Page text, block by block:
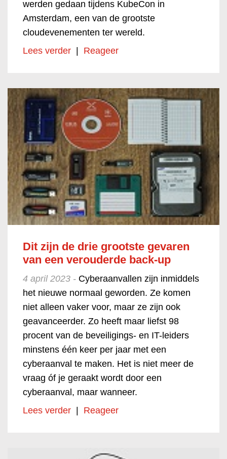
werden gedaan tijdens KubeCon in
Amsterdam, een van de grootste
cloudevenementen ter wereld.
Lees verder
Reageer
Dit zijn de drie grootste gevaren
van een verouderde back-up
4 april 2023 - Cyberaanvallen zijn inmiddels
het nieuwe normaal geworden. Ze komen
niet alleen vaker voor, maar ze zijn ook
geavanceerder. Zo heeft maar liefst 98
procent van de beveiligings- en IT-leiders
minstens één keer per jaar met een
cyberaanval te maken. Het is niet meer de
vraag óf je geraakt wordt door een
cyberaanval, maar wanneer.
Lees verder | Reageer